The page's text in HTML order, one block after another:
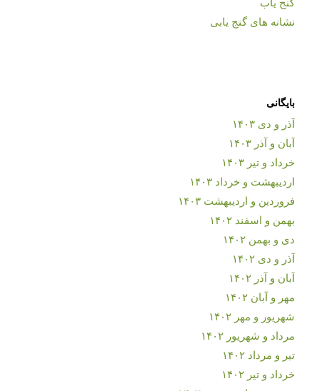
نشانه های گنج یابی
بایگانی
آذر و دی ۱۴۰۳
آبان و آذر ۱۴۰۳
خرداد و تیر ۱۴۰۳
اردیبهشت و خرداد ۱۴۰۳
فروردین و اردیبهشت ۱۴۰۳
بهمن و اسفند ۱۴۰۲
دی و بهمن ۱۴۰۲
آذر و دی ۱۴۰۲
آبان و آذر ۱۴۰۲
مهر و آبان ۱۴۰۲
شهریور و مهر ۱۴۰۲
مرداد و شهریور ۱۴۰۲
تیر و مرداد ۱۴۰۲
خرداد و تیر ۱۴۰۲